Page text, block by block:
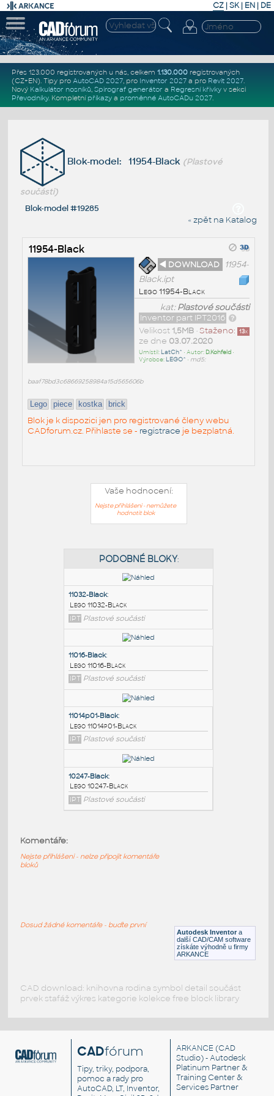
CZ | SK| EN | DE
Přes 123.000 registrovaných u nás, celkem 1.130.000registrovaných
(CZ+EN). Tipy pro AutoCAD 2027, pro Inventor 2027a pro Revit 2027.
Nový Kalkulátor nosníků, Spirograf generátor a Regresní křivkyv sekci
Převodníky. Kompletní příkazya proměnné AutoCADu 2027.
Blok-model: 11954-Black (Plastové
součásti)
Blok-model #19285
« zpět na Katalog
11954-Black
◄ DOWNLOAD
11954-
Black.ipt
Lego 11954-Black
kat:Plastové součásti
Inventor part IPT2016
Staženo: 13x
Velikost 1,5MB•
ze dne 03.07.2020
Umístil: LatCh^ • Autor: D.Kohfeld•
Výrobce: LEGO^ • md5:
baaf78bd3c68669258984a15d565606b
Lego piece kostka brick
Blok je k dispozici jen pro registrované členy webu
CADforum.cz. Přihlaste se - registrace je bezplatná.
Vaše hodnocení:
Nejste přihlášeni - nemůžete
hodnotit blok
11032-Black:
Lego 11032-Black
IPT Plastové součásti
11016-Black:
Lego 11016-Black
IPT Plastové součásti
Lego 11014p01-Black
Lego 10247-Black
Autodesk Inventor a
další CAD/CAM software
získáte výhodně u firmy
ARKANCE
Komentáře:
Nejste přihlášeni - nelze připojit komentáře
bloků
Dosud žádné komentáře - buďte první
CAD download: knihovna rodina symbol detail součást
prvek stafáž výkres kategorie kolekce free block library
CADfórum
Tipy, triky, podpora,
pomoc a rady pro
AutoCAD, LT, Inventor,
ARKANCE (CAD
Studio) - Autodesk
Platinum Partner &
Training Center &
Services Partner